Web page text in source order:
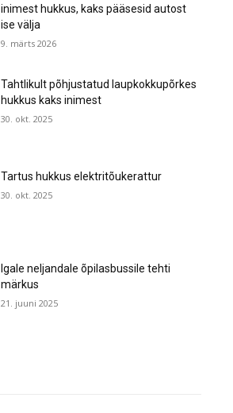
inimest hukkus, kaks pääsesid autost
ise välja
9. märts 2026
Tahtlikult põhjustatud laupkokkupõrkes
hukkus kaks inimest
30. okt. 2025
Tartus hukkus elektritõukerattur
30. okt. 2025
Igale neljandale õpilasbussile tehti
märkus
21. juuni 2025